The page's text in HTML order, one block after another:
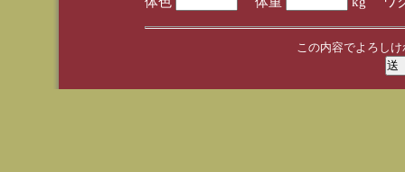
この内容でよろし